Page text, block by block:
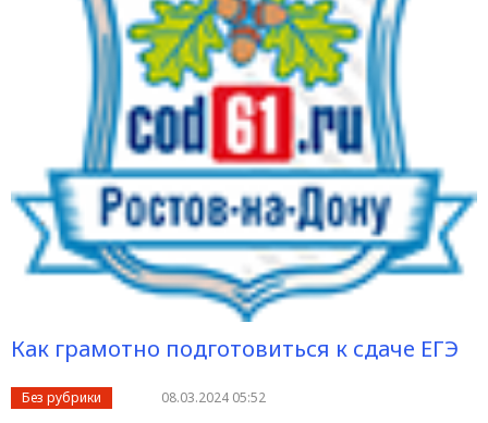
Как грамотно подготовиться к сдаче ЕГЭ
Без рубрики 08.03.2024 05:52